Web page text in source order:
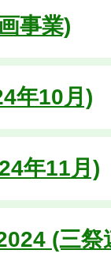
事業)
年10月)
年11月)
(三祭